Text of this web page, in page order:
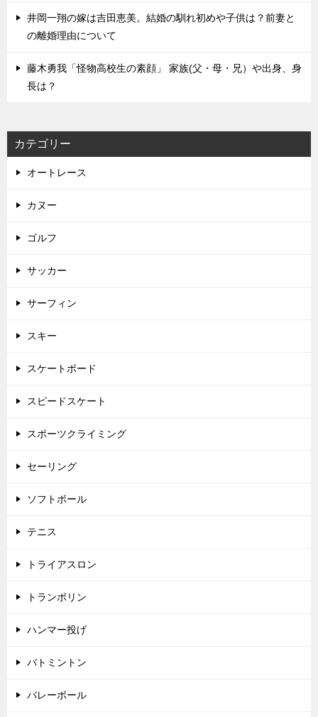
井岡一翔の嫁は吉田恵美。結婚の馴れ初めや子供は？前妻と
の離婚理由について
藤木勇我「怪物高校生の素顔」 家族(父・母・兄）や出身、身
長は？
カテゴリー
オートレース
カヌー
ゴルフ
サッカー
サーフィン
スキー
スケートボード
スピードスケート
スポーツクライミング
セーリング
ソフトボール
テニス
トライアスロン
トランポリン
ハンマー投げ
バトミントン
バレーボール